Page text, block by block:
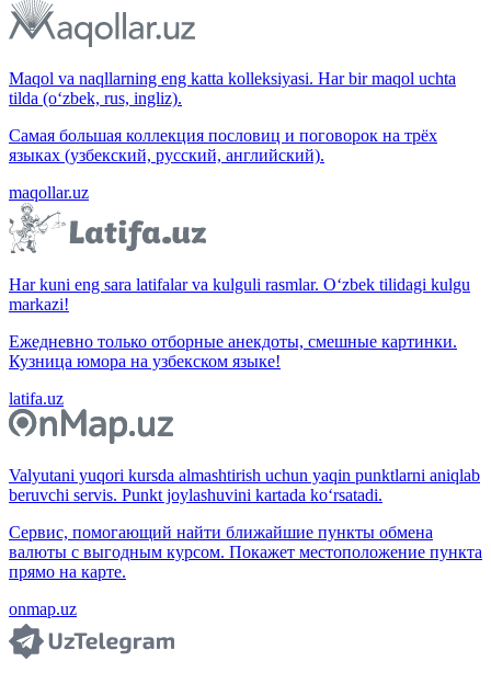
Maqol va naqllarning eng katta kolleksiyasi. Har bir maqol uchta
tilda (o‘zbek, rus, ingliz).
Самая большая коллекция пословиц и поговорок на трёх
языках (узбекский, русский, английский).
maqollar.uz
Har kuni eng sara latifalar va kulguli rasmlar. O‘zbek tilidagi kulgu
markazi!
Ежедневно только отборные анекдоты, смешные картинки.
Кузница юмора на узбекском языке!
latifa.uz
Valyutani yuqori kursda almashtirish uchun yaqin punktlarni aniqlab
beruvchi servis. Punkt joylashuvini kartada ko‘rsatadi.
Сервис, помогающий найти ближайшие пункты обмена
валюты с выгодным курсом. Покажет местоположение пункта
прямо на карте.
onmap.uz